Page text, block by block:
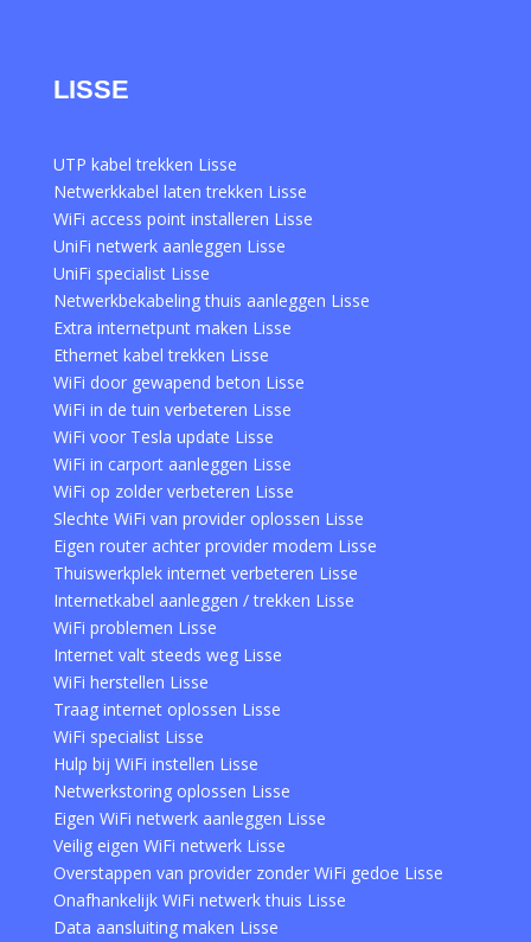
LISSE
UTP kabel trekken Lisse
Netwerkkabel laten trekken Lisse
WiFi access point installeren Lisse
UniFi netwerk aanleggen Lisse
UniFi specialist Lisse
Netwerkbekabeling thuis aanleggen Lisse
Extra internetpunt maken Lisse
Ethernet kabel trekken Lisse
WiFi door gewapend beton Lisse
WiFi in de tuin verbeteren Lisse
WiFi voor Tesla update Lisse
WiFi in carport aanleggen Lisse
WiFi op zolder verbeteren Lisse
Slechte WiFi van provider oplossen Lisse
Eigen router achter provider modem Lisse
Thuiswerkplek internet verbeteren Lisse
Internetkabel aanleggen / trekken Lisse
WiFi problemen Lisse
Internet valt steeds weg Lisse
WiFi herstellen Lisse
Traag internet oplossen Lisse
WiFi specialist Lisse
Hulp bij WiFi instellen Lisse
Netwerkstoring oplossen Lisse
Eigen WiFi netwerk aanleggen Lisse
Veilig eigen WiFi netwerk Lisse
Overstappen van provider zonder WiFi gedoe Lisse
Onafhankelijk WiFi netwerk thuis Lisse
Data aansluiting maken Lisse